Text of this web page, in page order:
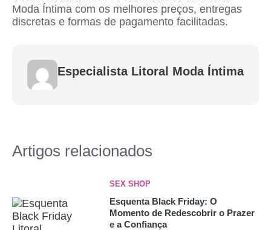
Moda Íntima com os melhores preços, entregas
discretas e formas de pagamento facilitadas.
Especialista Litoral Moda Íntima
Artigos relacionados
SEX SHOP
Esquenta Black Friday: O
Momento de Redescobrir o Prazer
e a Confiança